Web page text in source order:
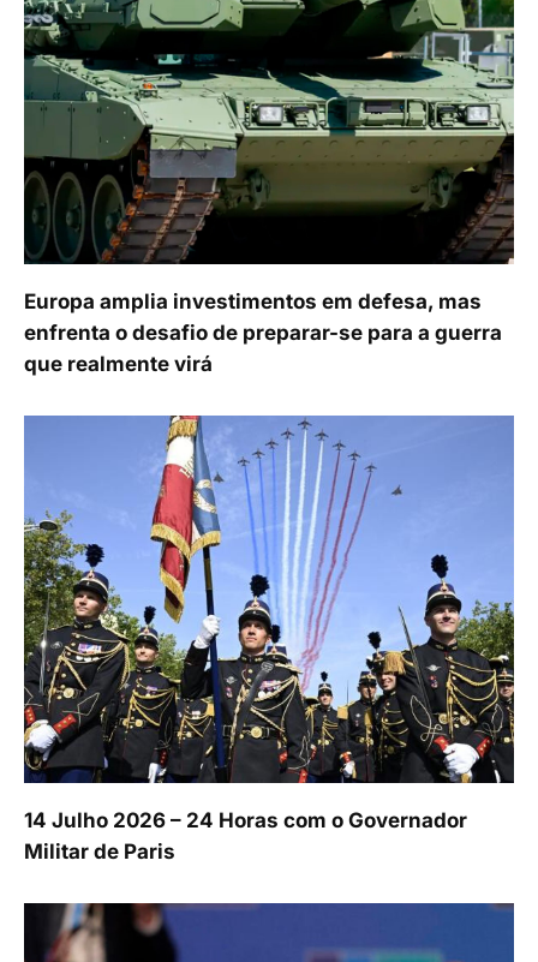
Europa amplia investimentos em defesa, mas
enfrenta o desafio de preparar-se para a guerra
que realmente virá
14 Julho 2026 – 24 Horas com o Governador
Militar de Paris